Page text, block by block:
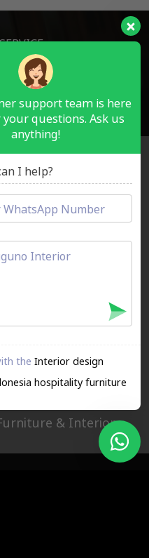
HOTEL ROOM
RESTAURANT & BAR
PUBLIC SPACE
MEDICAL
SCHOOL
OFFICE FURNITURE
LAIN LAIN
& Interior
support team is here
questions. Ask us
anything!
I help?
the Interior design
hospitality furniture